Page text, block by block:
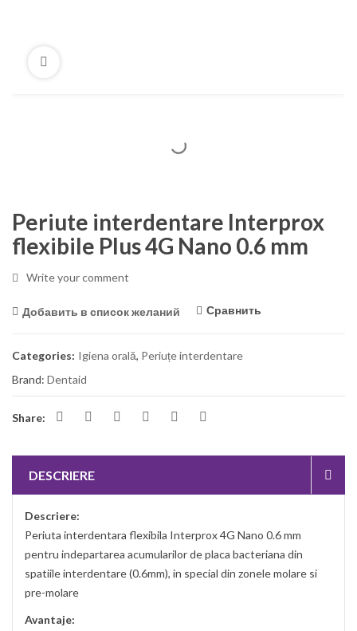
Periute interdentare Interprox
flexibile Plus 4G Nano 0.6 mm
Write your comment
Добавить в список желаний Сравнить
Categories: Igiena orală, Periuțe interdentare
Brand: Dentaid
Share:
DESCRIERE
Descriere:
Periuta interdentara flexibila Interprox 4G Nano 0.6 mm
pentru indepartarea acumularilor de placa bacteriana din
spatiile interdentare (0.6mm), in special din zonele molare si
pre-molare
Avantaje: